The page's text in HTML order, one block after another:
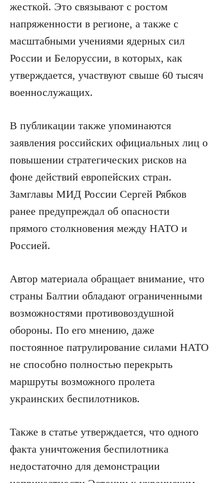
жесткой. Это связывают с ростом
напряженности в регионе, а также с
масштабными учениями ядерных сил
России и Белоруссии, в которых, как
утверждается, участвуют свыше 60 тысяч
военнослужащих.
В публикации также упоминаются
заявления российских официальных лиц о
повышении стратегических рисков на
фоне действий европейских стран.
Замглавы МИД России Сергей Рябков
ранее предупреждал об опасности
прямого столкновения между НАТО и
Россией.
Автор материала обращает внимание, что
страны Балтии обладают ограниченными
возможностями противовоздушной
обороны. По его мнению, даже
постоянное патрулирование силами НАТО
не способно полностью перекрыть
маршруты возможного пролета
украинских беспилотников.
Также в статье утверждается, что одного
факта уничтожения беспилотника
недостаточно для демонстрации